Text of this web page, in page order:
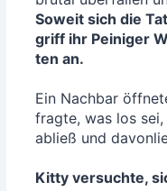
Soweit sich die
griff ihr Pei­ni­ger
ten an.
Ein Nach­bar
frag­te, was los
abließ und
Kit­ty ver­such­te,